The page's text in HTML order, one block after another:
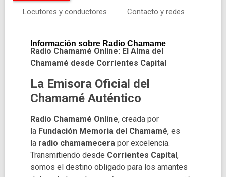
Locutores y conductores Contacto y redes
Información sobre Radio Chamame
Radio Chamamé Online: El Alma del
Chamamé desde Corrientes Capital
La Emisora Oficial del
Chamamé Auténtico
Radio Chamamé Online, creada por
la Fundación Memoria del Chamamé, es
la radio chamamecera por excelencia.
Transmitiendo desde Corrientes Capital,
somos el destino obligado para los amantes